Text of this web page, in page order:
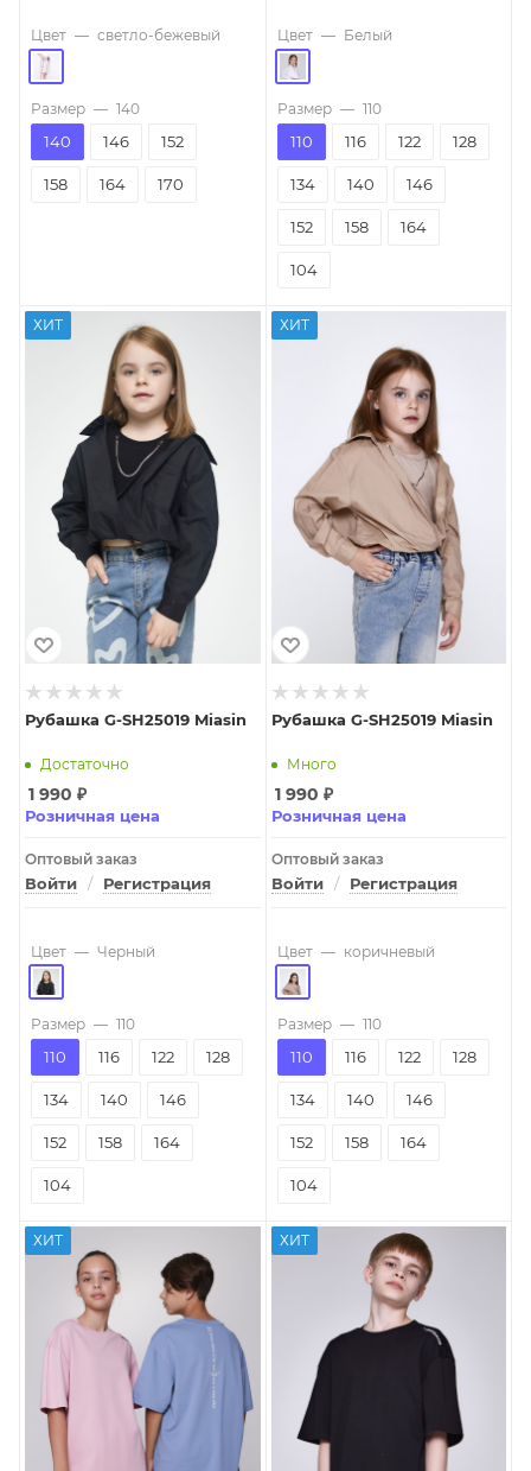
Цвет — светло-бежевый
Размер — 140
140 146 152
158 164 170
Цвет — Белый
Размер — 110
110 116 122 128
134 140 146
152 158 164
104
ХИТ
Рубашка G-SH25019 Miasin
Достаточно
1 990 ₽
Розничная цена
Оптовый заказ
Войти / Регистрация
Цвет — Черный
Размер — 110
110 116 122 128
134 140 146
152 158 164
104
ХИТ
Рубашка G-SH25019 Miasin
Много
1 990 ₽
Розничная цена
Оптовый заказ
Войти / Регистрация
Цвет — коричневый
Размер — 110
110 116 122 128
134 140 146
152 158 164
104
ХИТ ХИТ